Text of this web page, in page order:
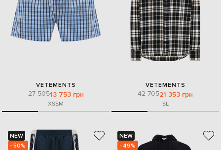
VETEMENTS
27 50513 753 грн
XSSM
VETEMENTS
42 70521 353 грн
SL
NEW
- 50%
NEW
- 49%